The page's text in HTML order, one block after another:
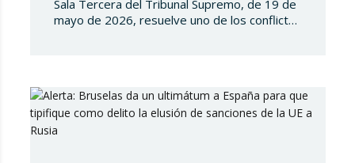
Sala Tercera del Tribunal Supremo, de 19 de
mayo de 2026, resuelve uno de los conflictos
Arrendamientos vinculado al Registro de la…